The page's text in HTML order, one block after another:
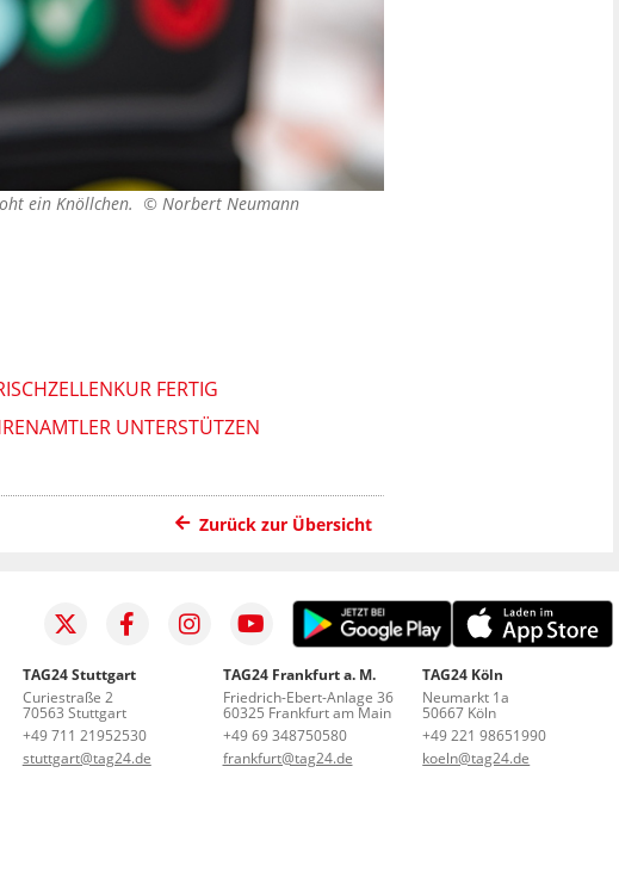
ein Knöllchen. © Norbert Neumann
FERTIG
UNTERSTÜTZEN
Zurück zur Übersicht
TAG24 Stuttgart
Curiestraße 2
70563 Stuttgart
+49 711 21952530
stuttgart@tag24.de
TAG24 Frankfurt a. M.
Friedrich-Ebert-Anlage 36
60325 Frankfurt am Main
+49 69 348750580
frankfurt@tag24.de
TAG24 Köln
Neumarkt 1a
50667 Köln
+49 221 98651990
koeln@tag24.de